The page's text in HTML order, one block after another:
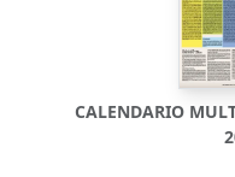
CALENDARIO